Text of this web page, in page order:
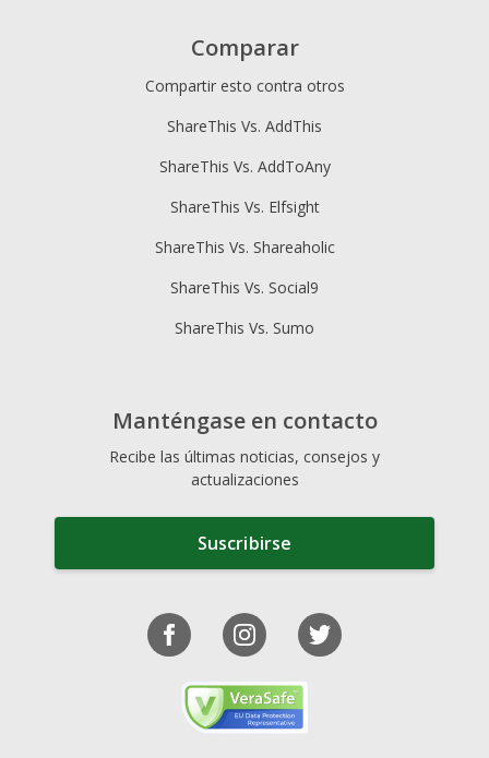
Comparar
Compartir esto contra otros
ShareThis Vs. AddThis
ShareThis Vs. AddToAny
ShareThis Vs. Elfsight
ShareThis Vs. Shareaholic
ShareThis Vs. Social9
ShareThis Vs. Sumo
Manténgase en contacto
Recibe las últimas noticias, consejos y
actualizaciones
Suscribirse